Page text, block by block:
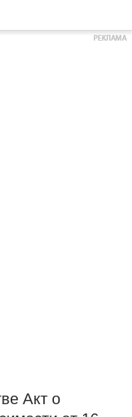
Акт о